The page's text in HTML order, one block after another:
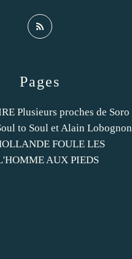
Pages
Plusieurs proches de Soro
to Soul et Alain Lobognon
FOULE LES
AUX PIEDS